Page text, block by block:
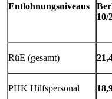
Entlohnungsniveaus
10/
RüE (gesamt)
PHK Hilfspersonal